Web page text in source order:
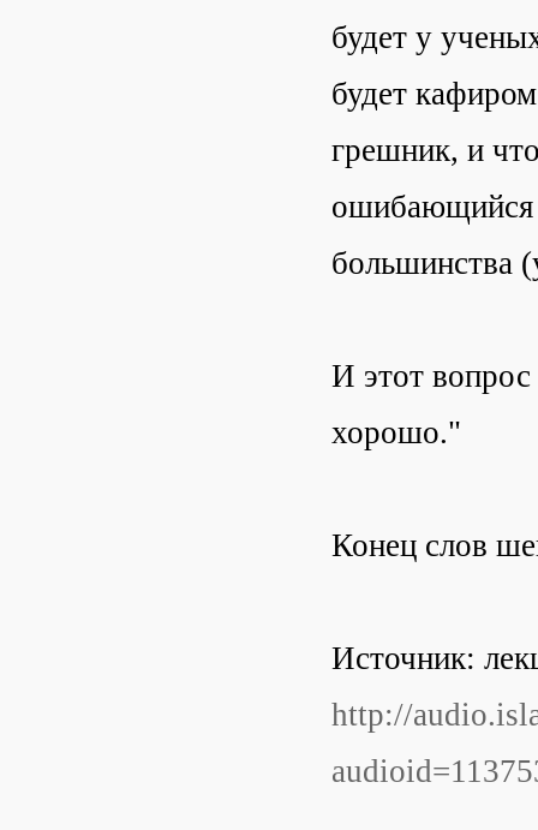
будет у
будет
грешник, и
ошибающийся
большинства
И этот
хорошо."
Конец слов
Источник:
http://